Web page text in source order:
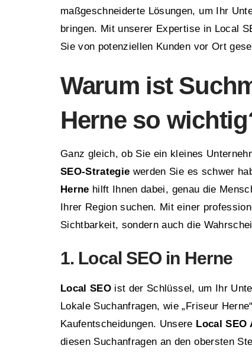
maßgeschneiderte Lösungen, um Ihr
bringen. Mit unserer Expertise in Local
Sie von potenziellen Kunden vor Ort
Warum ist
Herne so
Ganz gleich, ob Sie ein kleines
SEO-Strategie werden Sie es schwer
Herne hilft Ihnen dabei, genau die
Ihrer Region suchen. Mit einer
Sichtbarkeit, sondern auch die
1. Local SEO in Herne
Local SEO ist der Schlüssel, um Ihr
Lokale Suchanfragen, wie „Friseur
Kaufentscheidungen. Unsere Local SEO
diesen Suchanfragen an den obersten